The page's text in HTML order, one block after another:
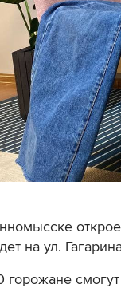
на ул.
горожане